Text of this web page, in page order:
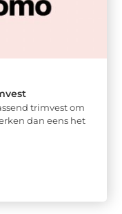
trimvest om
dan eens het